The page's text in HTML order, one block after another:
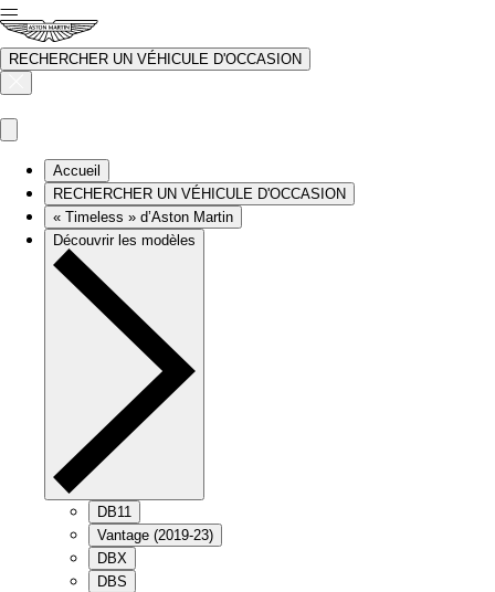
RECHERCHER UN VÉHICULE D'OCCASION
Accueil
RECHERCHER UN VÉHICULE D'OCCASION
« Timeless » d’Aston Martin
Découvrir les modèles
DB11
Vantage (2019-23)
DBX
DBS